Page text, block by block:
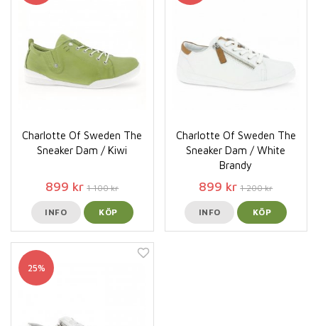
Charlotte Of Sweden The
Sneaker Dam / Kiwi
899 kr 1 100 kr
INFO KÖP
Charlotte Of Sweden The
Sneaker Dam / White
Brandy
899 kr 1 200 kr
INFO KÖP
25%